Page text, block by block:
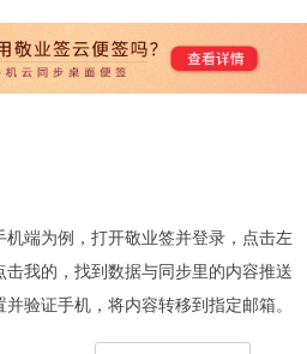
端为例， 打开敬业签并登录，点击左
击我的，找到数据与同步里的内容推送
验证手机，将内容转移到指定邮箱。